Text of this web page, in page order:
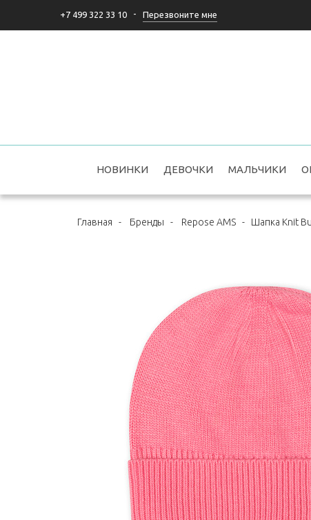
+7 499 322 33 10 - Перезвоните мне
НОВИНКИ ДЕВОЧКИ МАЛЬЧИКИ
Главная - Бренды - Repose AMS - Шапка Knit